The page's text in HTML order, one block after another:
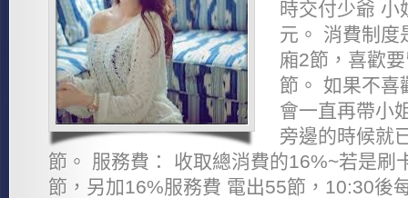
時交付少爺
元。 消費制度
廂2節，喜歡
節。 如果不喜
會一直再帶小
旁邊的時候就
節。 服務費： 收取總消費的16%~若是刷
節，另加16%服務費 電出55節，10:30後